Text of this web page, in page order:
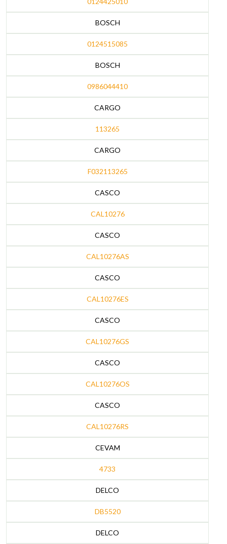
BOSCH
0124515085
BOSCH
0986044410
CARGO
113265
CARGO
F032113265
CASCO
CAL10276
CASCO
CAL10276AS
CASCO
CAL10276ES
CASCO
CAL10276GS
CASCO
CAL10276OS
CASCO
CAL10276RS
CEVAM
4733
DELCO
DB5520
DELCO